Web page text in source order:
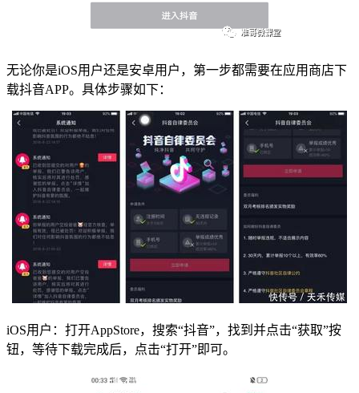
无论你是iOS用户还是安卓用户，第一步都需要在应用商店下
载抖音APP。具体步骤如下：
iOS用户：打开AppStore，搜索“抖音”，找到并点击“获取”按
钮，等待下载完成后，点击“打开”即可。